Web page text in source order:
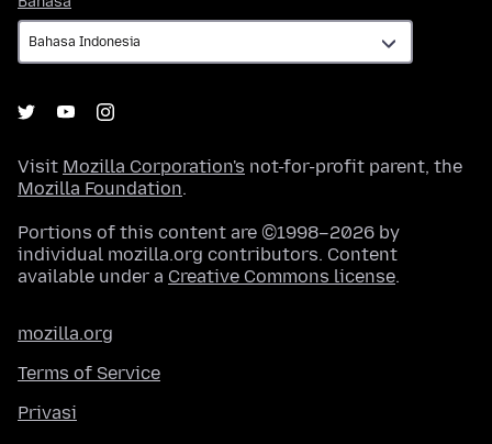
Visit Mozilla Corporation's not-for-profit parent, the
Mozilla Foundation.
Portions of this content are ©1998–2026 by
individual mozilla.org contributors. Content
available under a Creative Commons license.
mozilla.org
Terms of Service
Privasi